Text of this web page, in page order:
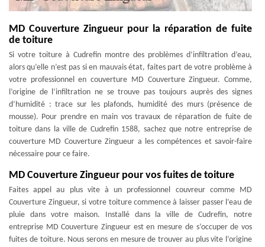
MD Couverture Zingueur pour la réparation de fuite
de toiture
Si votre toiture à Cudrefin montre des problèmes d’infiltration d’eau,
alors qu’elle n’est pas si en mauvais état, faites part de votre problème à
votre professionnel en couverture MD Couverture Zingueur. Comme,
l’origine de l’infiltration ne se trouve pas toujours auprès des signes
d’humidité : trace sur les plafonds, humidité des murs (présence de
mousse). Pour prendre en main vos travaux de réparation de fuite de
toiture dans la ville de Cudrefin 1588, sachez que notre entreprise de
couverture MD Couverture Zingueur a les compétences et savoir-faire
nécessaire pour ce faire.
MD Couverture Zingueur pour vos fuites de toiture
Faites appel au plus vite à un professionnel couvreur comme MD
Couverture Zingueur, si votre toiture commence à laisser passer l’eau de
pluie dans votre maison. Installé dans la ville de Cudrefin, notre
entreprise MD Couverture Zingueur est en mesure de s’occuper de vos
fuites de toiture. Nous serons en mesure de trouver au plus vite l’origine